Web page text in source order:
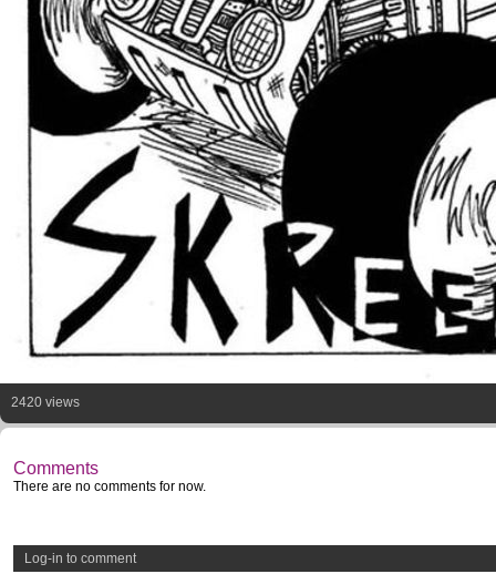
2420 views
Comments
There are no comments for now.
Log-in to comment